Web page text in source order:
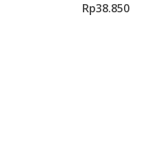
Rp38.850